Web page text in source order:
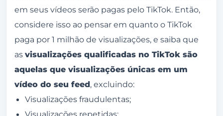
em seus vídeos serão pagas pelo TikTok. Então,
considere isso ao pensar em quanto o TikTok
paga por 1 milhão de visualizações, e saiba que
as visualizações qualificadas no TikTok são
aquelas que visualizações únicas em um
vídeo do seu feed, excluindo:
Visualizações fraudulentas;
Visualizações repetidas;